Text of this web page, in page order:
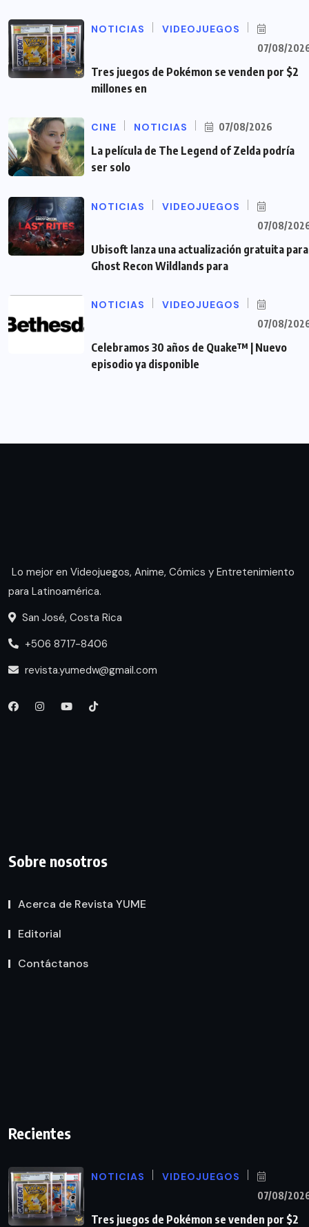
NOTICIAS VIDEOJUEGOS
07/08/
Tres juegos de Pokémon se venden por $2
millones en
CINE NOTICIAS 07/08/2026
La película de The Legend of Zelda podría
ser solo
NOTICIAS VIDEOJUEGOS
07/08/
Ubisoft lanza una actualización gratuita para
Ghost Recon Wildlands para
NOTICIAS VIDEOJUEGOS
07/08/
Celebramos 30 años de Quake™ | Nuevo
episodio ya disponible
Lo mejor en Videojuegos, Anime, Cómics y Entretenimiento
para Latinoamérica.
San José, Costa Rica
+506 8717-8406
revista.yumedw@gmail.com
Sobre nosotros
Acerca de Revista YUME
Editorial
Contáctanos
Recientes
NOTICIAS VIDEOJUEGOS
07/08/
Tres juegos de Pokémon se venden por $2